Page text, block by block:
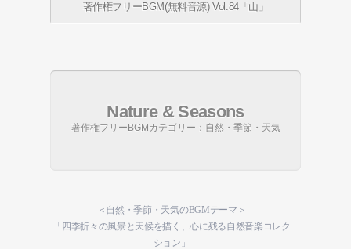
著作権フリーBGM(無料音源) Vol.84「山」
Nature & Seasons
著作権フリーBGMカテゴリー：自然・季節・天気
＜自然・季節・天気のBGMテーマ＞
「四季折々の風景と天候を描く、心に残る自然音楽コレク
ション」